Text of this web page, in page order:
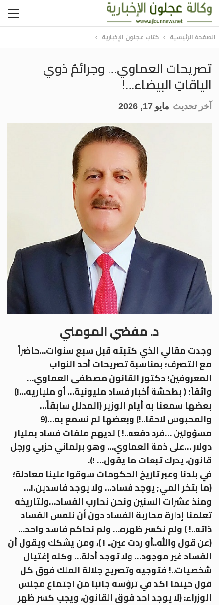
الصفحة الرئيسية كتاب عجلون الإخبارية
تصريحات العماوي… وجرائمُ ذوي
الياقاتِ البيضاء…!
آخر تحديث مايو 17, 2026
د. مفضي المومني
وجدت مقالي الذي كتبته قبل سبع سنوات…حاضراً
مع التصرف؛ بمناسبة تصريحات أحد النواب
المعروفين؛ دكتور القانون مصطفى العماوي…
واثقاً؛ ( بطحشة أخبار فساد مليونية… أو ملياريه…!)
بعضها سمعنا به أيام الوزير (المدلل سابقاً…
والمحبوس لاحقاً..!) وبعضها لم نسمع به…(9
مسؤولين …فرد دفعه..! ) لديهم ملفات فساد بمليار
دولار …على ذمة العماوي… وهو برلماني حزبي ورجل
قانون، يدرك تبعات ما يقول… !).
في بلدنا وعبر تاريخ الحكومات سوقوا علينا معادلة؛
(ما بتخر المي; يوجد فساد… ولا يوجد فاسدين.!…
ومنذ عشرات السنين ونحن نحارب الفساد…ولتاريخه
تعلمنا إدارة محاربة الفساد دون أن نلمس الفساد
ذاته..! ) ولم نكسر ظهره… ولم نحاكم فاسد واحد…
(عن قول والله..أو ردت عين.. ! )، ومن يشكك ويقول أن
الفساد غير موجود… ولا توجد أدلة… وكله إغتيال
شخصيات..! فتوجيه وتصريح جلالة الملك فوق كل
قول حينما اكد في ترؤسه جانباً من اجتماع مجلس
الوزراء: (لا يوجد احد فوق القانون، ويجب كسر ظهر